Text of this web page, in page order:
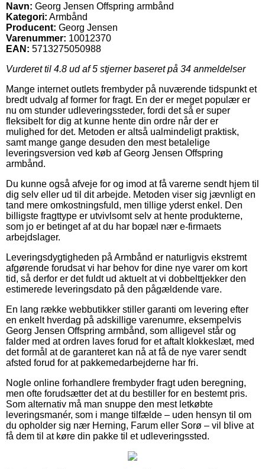
Navn: Georg Jensen Offspring armbånd
Kategori: Armbånd
Producent: Georg Jensen
Varenummer: 10012370
EAN: 5713275050988
Vurderet til 4.8 ud af 5 stjerner baseret på 34 anmeldelser
Mange internet outlets frembyder på nuværende tidspunkt et
bredt udvalg af former for fragt. En der er meget populær er
nu om stunder udleveringssteder, fordi det så er super
fleksibelt for dig at kunne hente din ordre når der er
mulighed for det. Metoden er altså ualmindeligt praktisk,
samt mange gange desuden den mest betalelige
leveringsversion ved køb af Georg Jensen Offspring
armbånd.
Du kunne også afveje for og imod at få varerne sendt hjem til
dig selv eller ud til dit arbejde. Metoden viser sig jævnligt en
tand mere omkostningsfuld, men tillige yderst enkel. Den
billigste fragttype er utvivlsomt selv at hente produkterne,
som jo er betinget af at du har bopæl nær e-firmaets
arbejdslager.
Leveringsdygtigheden på Armbånd er naturligvis ekstremt
afgørende forudsat vi har behov for dine nye varer om kort
tid, så derfor er det fuldt ud aktuelt at vi dobbelttjekker den
estimerede leveringsdato på den pågældende vare.
En lang række webbutikker stiller garanti om levering efter
en enkelt hverdag på adskillige varenumre, eksempelvis
Georg Jensen Offspring armbånd, som alligevel står og
falder med at ordren laves forud for et aftalt klokkeslæt, med
det formål at de garanteret kan nå at få de nye varer sendt
afsted forud for at pakkemedarbejderne har fri.
Nogle online forhandlere frembyder fragt uden beregning,
men ofte forudsætter det at du bestiller for en bestemt pris.
Som alternativ må man snuppe den mest letkøbte
leveringsmanér, som i mange tilfælde – uden hensyn til om
du opholder sig nær Herning, Farum eller Sorø – vil blive at
få dem til at køre din pakke til et udleveringssted.